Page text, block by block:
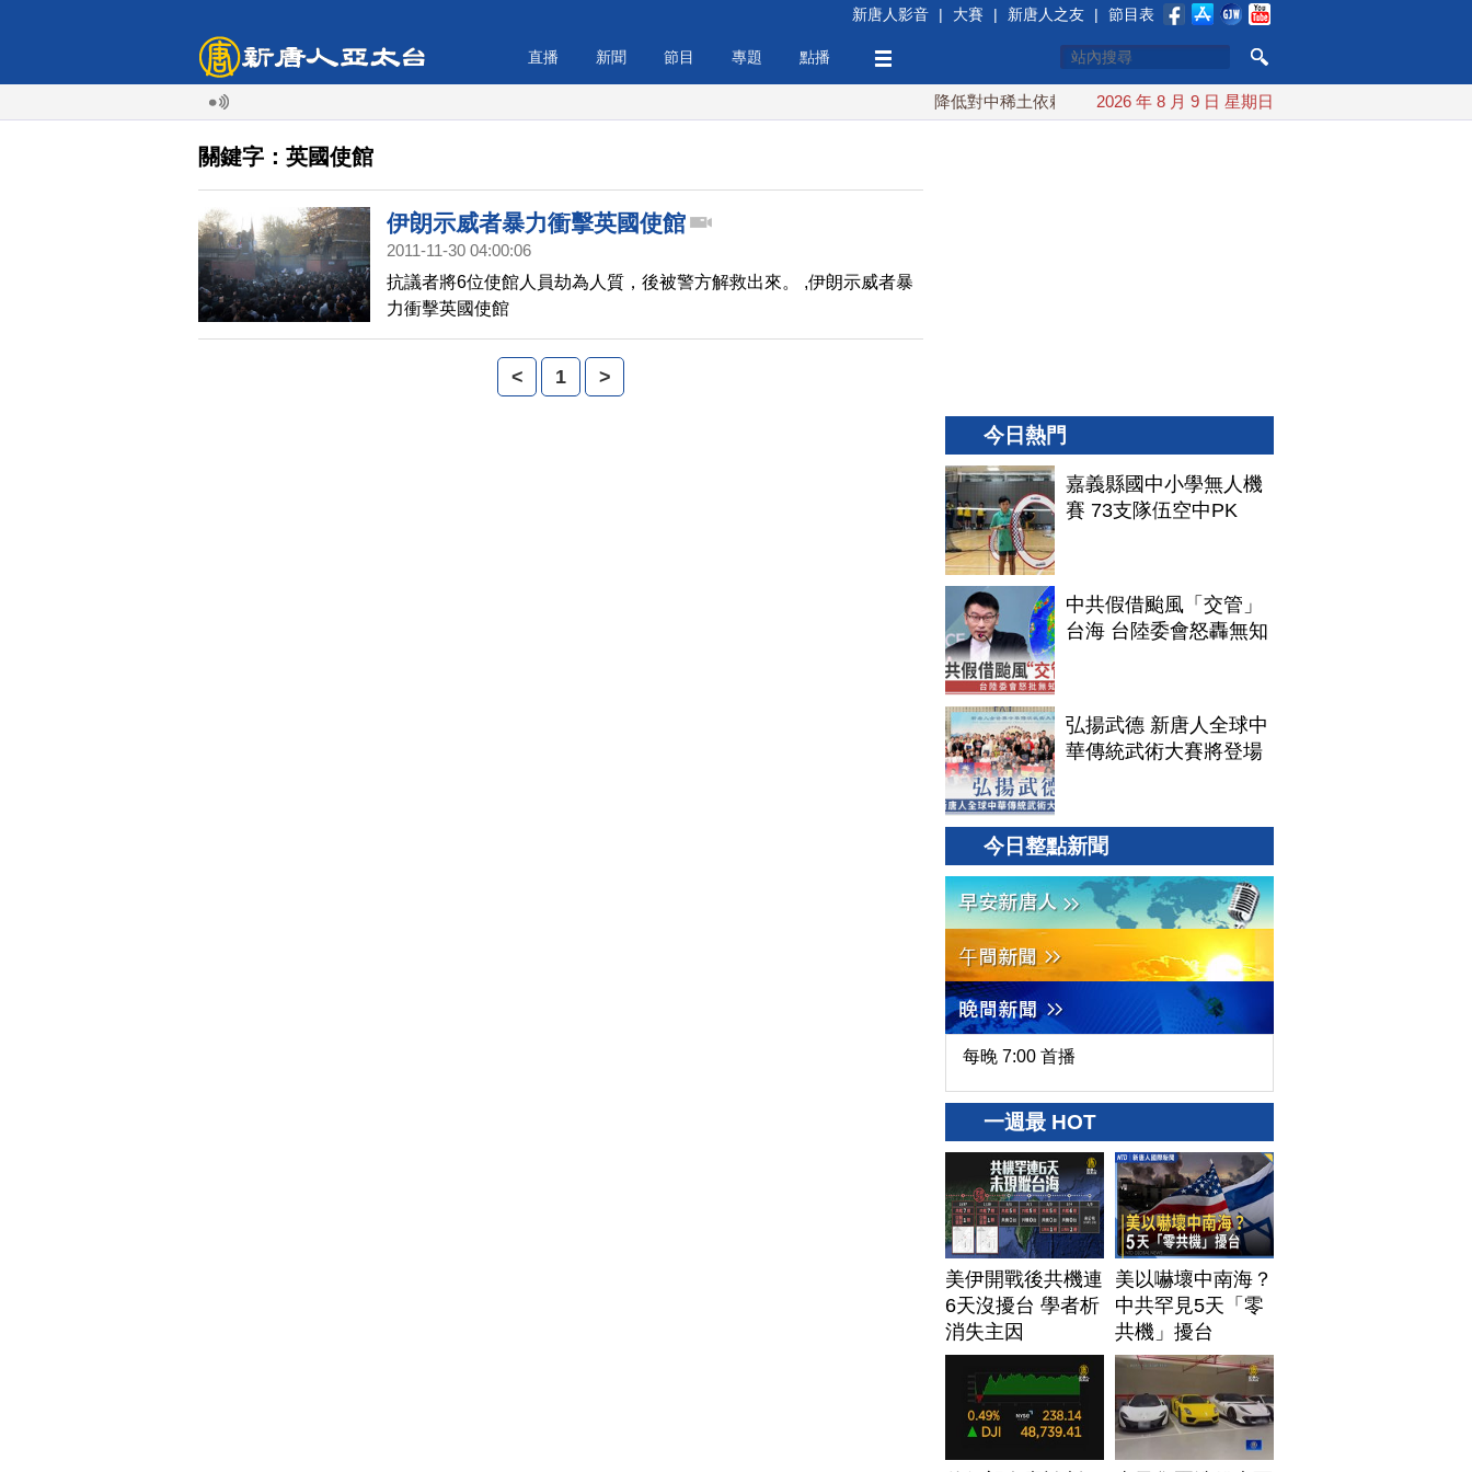
新唐人影音 | 大賽 | 新唐人之友 | 節目表
直播 新聞 節目 專題 點播
降低對中稀土依賴 川普宣布礦業投資20億美元
2026 年 8 月 9 日 星期日
關鍵字：英國使館
伊朗示威者暴力衝擊英國使館
2011-11-30 04:00:06
抗議者將6位使館人員劫為人質，後被警方解救出來。 ,伊朗示威者暴
力衝擊英國使館
< 1 >
今日熱門
嘉義縣國中小學無人機
賽 73支隊伍空中PK
中共假借颱風「交管」
台海 台陸委會怒轟無知
弘揚武德 新唐人全球中
華傳統武術大賽將登場
今日整點新聞
每晚 7:00 首播
一週最 HOT
美伊開戰後共機連
6天沒擾台 學者析
消失主因
美以嚇壞中南海？
中共罕見5天「零
共機」擾台